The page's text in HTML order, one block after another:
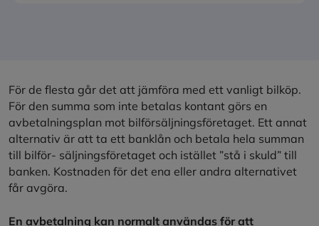
För de flesta går det att jämföra med ett vanligt bilköp.
För den summa som inte betalas kontant görs en
avbetalningsplan mot bilförsäljningsföretaget. Ett annat
alternativ är att ta ett banklån och betala hela summan
till bilför- säljningsföretaget och istället ”stå i skuld” till
banken. Kostnaden för det ena eller andra alternativet
får avgöra.
En avbetalning kan normalt användas för att